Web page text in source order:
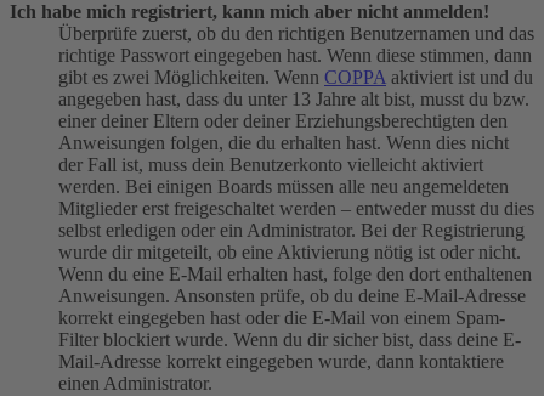
Ich habe mich registriert, kann mich aber nicht anmelden!
Überprüfe zuerst, ob du den richtigen Benutzernamen und das
richtige Passwort eingegeben hast. Wenn diese stimmen, dann
gibt es zwei Möglichkeiten. Wenn COPPA aktiviert ist und du
angegeben hast, dass du unter 13 Jahre alt bist, musst du bzw.
einer deiner Eltern oder deiner Erziehungsberechtigten den
Anweisungen folgen, die du erhalten hast. Wenn dies nicht
der Fall ist, muss dein Benutzerkonto vielleicht aktiviert
werden. Bei einigen Boards müssen alle neu angemeldeten
Mitglieder erst freigeschaltet werden – entweder musst du dies
selbst erledigen oder ein Administrator. Bei der Registrierung
wurde dir mitgeteilt, ob eine Aktivierung nötig ist oder nicht.
Wenn du eine E-Mail erhalten hast, folge den dort enthaltenen
Anweisungen. Ansonsten prüfe, ob du deine E-Mail-Adresse
korrekt eingegeben hast oder die E-Mail von einem Spam-
Filter blockiert wurde. Wenn du dir sicher bist, dass deine E-
Mail-Adresse korrekt eingegeben wurde, dann kontaktiere
einen Administrator.